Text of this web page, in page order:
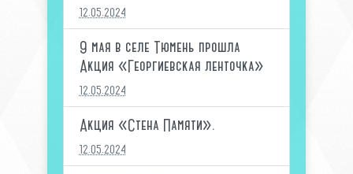
12.05.2024
9 мая в селе Тюмень прошла
Акция «Георгиевская ленточка»
12.05.2024
Акция «Стена Памяти».
12.05.2024